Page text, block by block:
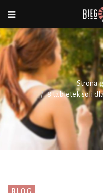
Strona
8 tabletek soli